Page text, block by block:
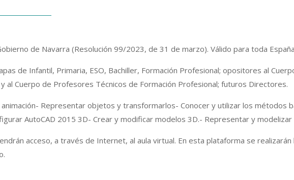
de Navarra (Resolución 99/2023, de 31 de marzo). Válido para toda
de Infantil, Primaria, ESO, Bachiller, Formación Profesional; opositores al
al Cuerpo de Profesores Técnicos de Formación Profesional; futuros Directores.
Representar objetos y transformarlos- Conocer y utilizar los métodos
AutoCAD 2015 3D- Crear y modificar modelos 3D.- Representar y
acceso, a través de Internet, al aula virtual. En esta plataforma se realizarán